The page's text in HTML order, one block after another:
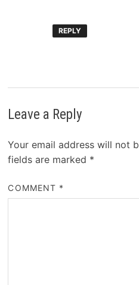
REPLY
Leave a Reply
Your email address will not
fields are marked *
COMMENT *